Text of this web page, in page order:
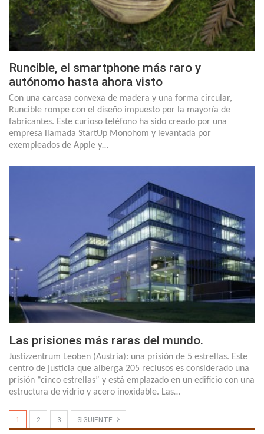
Runcible, el smartphone más raro y
autónomo hasta ahora visto
Con una carcasa convexa de madera y una forma circular,
Runcible rompe con el diseño impuesto por la mayoría de
fabricantes. Este curioso teléfono ha sido creado por una
empresa llamada StartUp Monohom y levantada por
exempleados de Apple y…
Las prisiones más raras del mundo.
Justizzentrum Leoben (Austria): una prisión de 5 estrellas. Este
centro de justicia que alberga 205 reclusos es considerado una
prisión “cinco estrellas” y está emplazado en un edificio con una
estructura de vidrio y acero inoxidable. Las…
1 2 3 SIGUIENTE